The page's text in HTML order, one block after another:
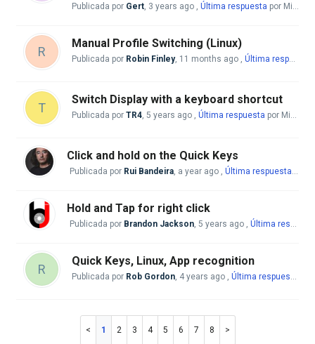
Publicada por Gert, 3 years ago , Última respuesta por Mike McBride
R
Manual Profile Switching (Linux)
Publicada por Robin Finley, 11 months ago , Última respuesta
T
Switch Display with a keyboard shortcut
Publicada por TR4, 5 years ago , Última respuesta por Mike McBride
Click and hold on the Quick Keys
Publicada por Rui Bandeira, a year ago , Última respuestapor
Hold and Tap for right click
Publicada por Brandon Jackson, 5 years ago , Última respuesta
R
Quick Keys, Linux, App recognition
Publicada por Rob Gordon, 4 years ago , Última respuesta
1 2 3 4 5 6 7 8